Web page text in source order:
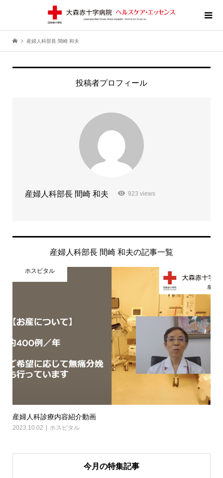
産婦人科部長 間崎 和夫
投稿者プロフィール
産婦人科部長 間崎 和夫 923 views
産婦人科部長 間崎 和夫の記事一覧
ホスピタル
産婦人科診療内容紹介動画
2023.10.02 ホスピタル
今月の特集記事